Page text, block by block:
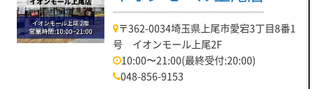
〒362-0034埼玉県上尾市愛宕3丁目8番1
号 イオンモール上尾2F
10:00〜21:00(最終受付:20:00)
048-856-9153